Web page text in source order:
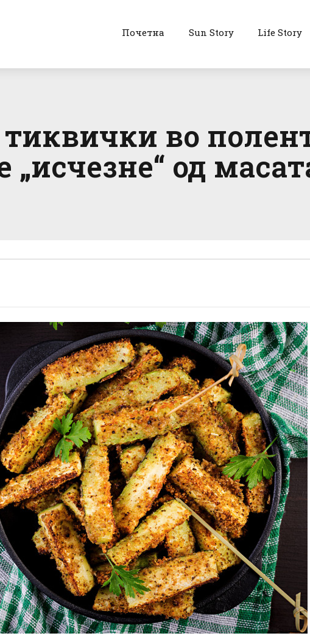
Почетна Sun Story Life Story
во
од